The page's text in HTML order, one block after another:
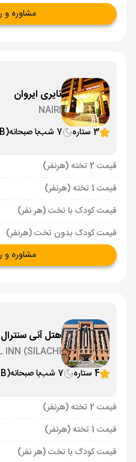
مشاوره و
نایری ایروان
NAIRI
3 ستاره
7 شب با صبحانه(BB)
قیمت 2 تخته (هرنفر)
قیمت 1 تخته (هرنفر)
قیمت کودک با تخت (هر نفر)
قیمت کودک بدون تخت (هرنفر)
مشاوره و
هتل آنی
INN (SILACHI)
4 ستاره
7 شب با صبحانه(BB)
قیمت 2 تخته (هرنفر)
قیمت 1 تخته (هرنفر)
قیمت کودک با تخت (هر نفر)